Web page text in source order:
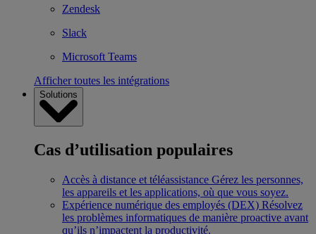
Zendesk
Slack
Microsoft Teams
Afficher toutes les intégrations
Solutions
Cas d’utilisation populaires
Accès à distance et téléassistance Gérez les personnes,
les appareils et les applications, où que vous soyez.
Expérience numérique des employés (DEX) Résolvez
les problèmes informatiques de manière proactive avant
qu’ils n’impactent la productivité.